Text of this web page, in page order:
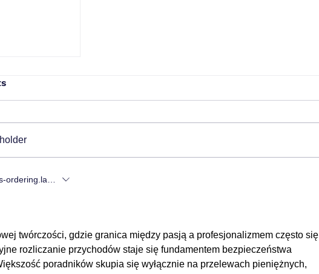
z
ordering.latest-first
twórczości, gdzie granica między pasją a profesjonalizmem często się
rozliczanie przychodów staje się fundamentem bezpieczeństwa
poradników skupia się wyłącznie na przelewach pieniężnych,